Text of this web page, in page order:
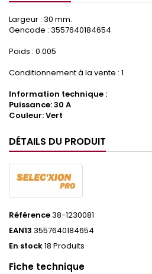
Largeur : 30 mm.
Gencode : 3557640184654
Poids : 0.005
Conditionnement à la vente : 1
Information technique :
Puissance: 30 A
Couleur: Vert
DÉTAILS DU PRODUIT
Référence38-1230081
EAN13 3557640184654
En stock18 Produits
Fiche technique